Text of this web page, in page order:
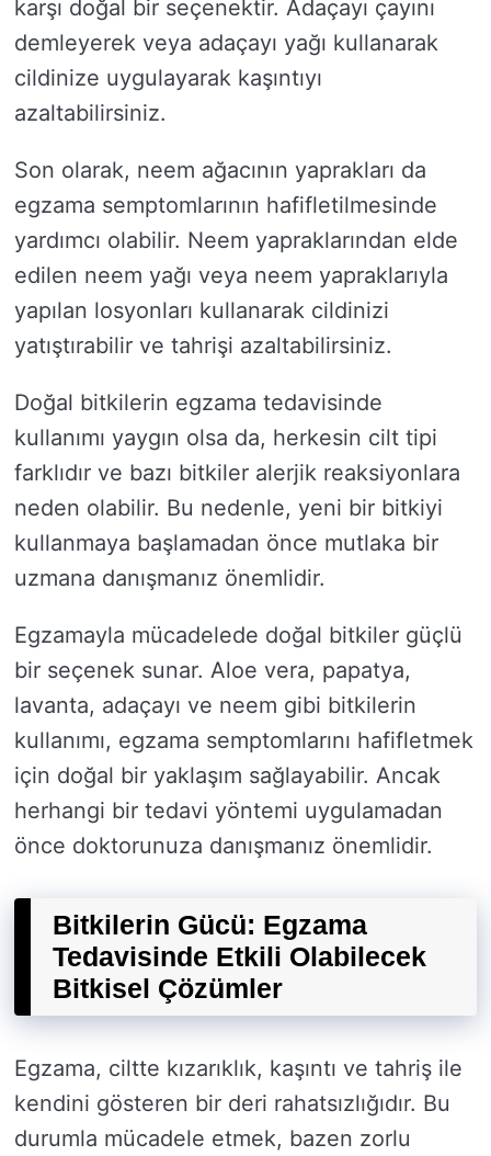
karşı doğal bir seçenektir. Adaçayı çayını
demleyerek veya adaçayı yağı kullanarak
cildinize uygulayarak kaşıntıyı
azaltabilirsiniz.
Son olarak, neem ağacının yaprakları da
egzama semptomlarının hafifletilmesinde
yardımcı olabilir. Neem yapraklarından elde
edilen neem yağı veya neem yapraklarıyla
yapılan losyonları kullanarak cildinizi
yatıştırabilir ve tahrişi azaltabilirsiniz.
Doğal bitkilerin egzama tedavisinde
kullanımı yaygın olsa da, herkesin cilt tipi
farklıdır ve bazı bitkiler alerjik reaksiyonlara
neden olabilir. Bu nedenle, yeni bir bitkiyi
kullanmaya başlamadan önce mutlaka bir
uzmana danışmanız önemlidir.
Egzamayla mücadelede doğal bitkiler güçlü
bir seçenek sunar. Aloe vera, papatya,
lavanta, adaçayı ve neem gibi bitkilerin
kullanımı, egzama semptomlarını hafifletmek
için doğal bir yaklaşım sağlayabilir. Ancak
herhangi bir tedavi yöntemi uygulamadan
önce doktorunuza danışmanız önemlidir.
Bitkilerin Gücü: Egzama
Tedavisinde Etkili Olabilecek
Bitkisel Çözümler
Egzama, ciltte kızarıklık, kaşıntı ve tahriş ile
kendini gösteren bir deri rahatsızlığıdır. Bu
durumla mücadele etmek, bazen zorlu